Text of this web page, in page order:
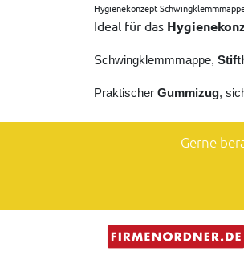
Hygienekonzept
Ideal für das
Schwingklemmmappe,
Praktischer Gummizug,
Gerne